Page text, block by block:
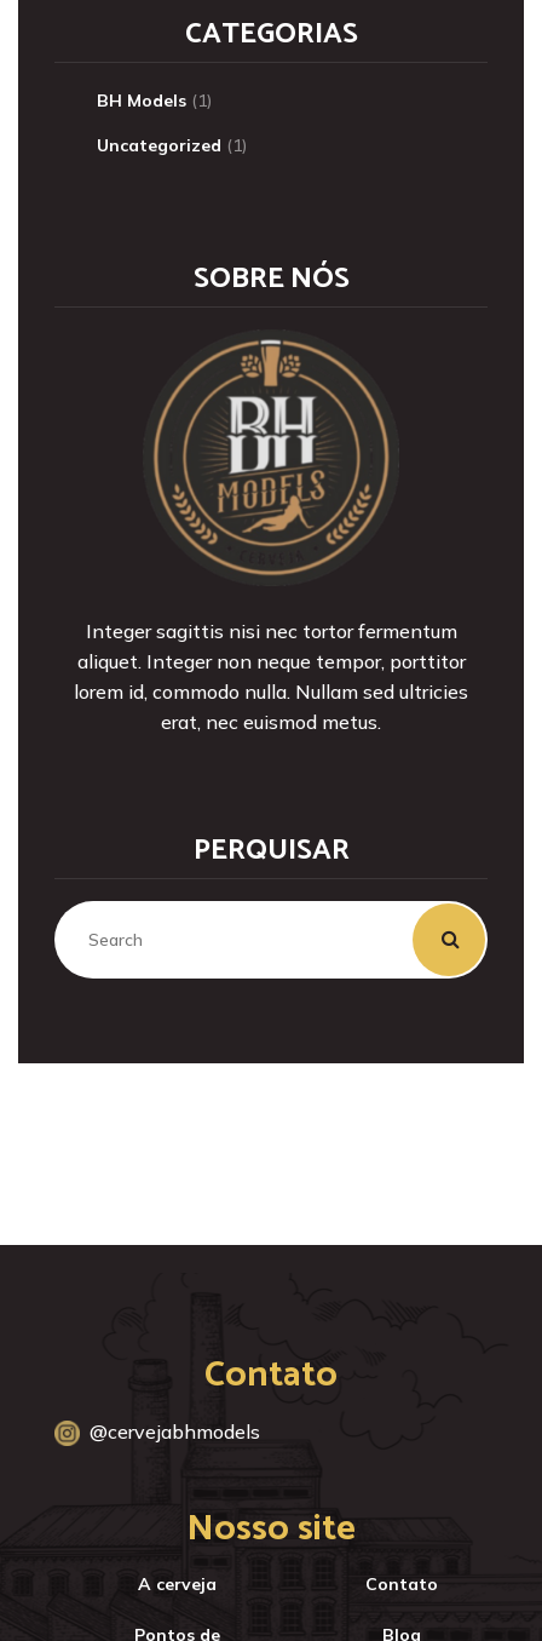
CATEGORIAS
BH Models (1)
Uncategorized (1)
SOBRE NÓS
Integer sagittis nisi nec tortor fermentum
aliquet. Integer non neque tempor, porttitor
lorem id, commodo nulla. Nullam sed ultricies
erat, nec euismod metus.
PERQUISAR
Contato
@cervejabhmodels
Nosso site
A cerveja
Pontos de
Contato
Blog